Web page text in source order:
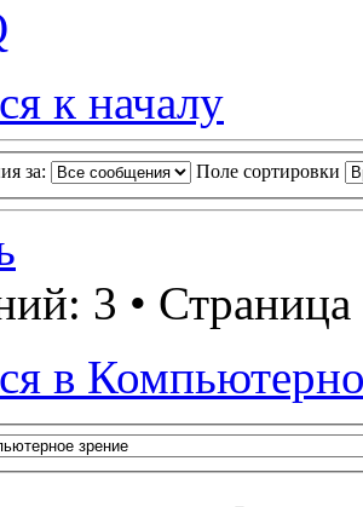
к началу
за: Поле сортировки
3 • Страница
в